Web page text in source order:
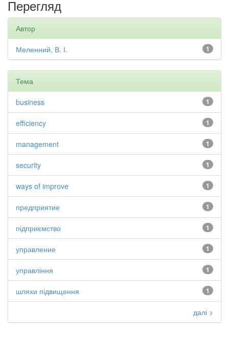
Перегляд
Автор
1
Меленний, В. І.
Тема
1
business
1
efficiency
1
management
1
security
1
ways of improve
1
предприятие
1
підприємство
1
управление
1
управління
1
шляхи підвищення
далі >